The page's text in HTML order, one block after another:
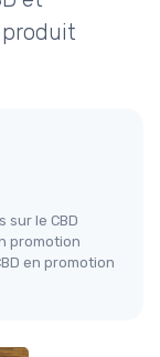
sur le CBD
promotion
en promotion